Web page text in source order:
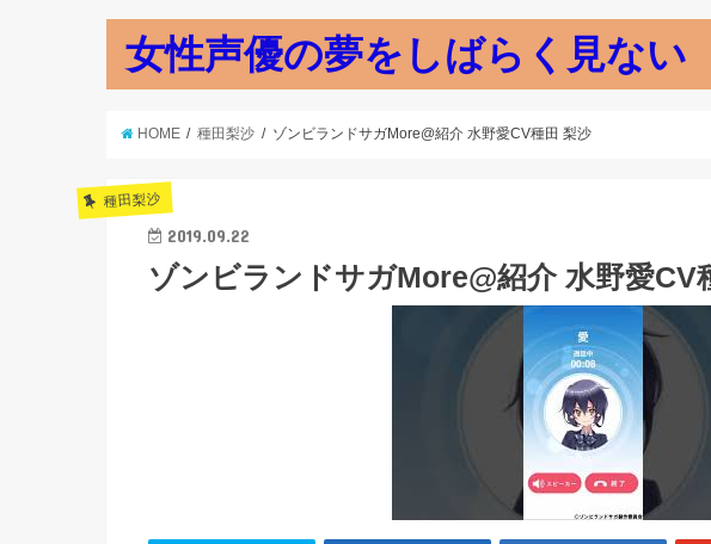
女性声優の夢をしばらく見ない
HOME 種田梨沙 ゾンビランドサガMore@紹介 水野愛CV種田 梨沙
種田梨沙
2019.09.22
ゾンビランドサガMore@紹介 水野愛CV